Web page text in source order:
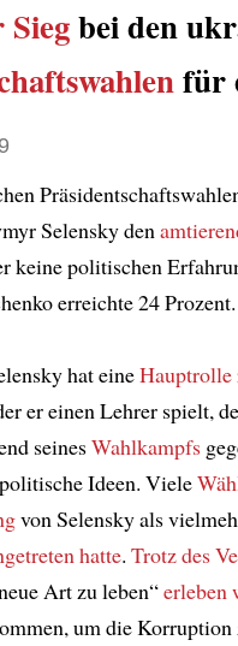
bei den
für
Selensky den
keine politischen
erreichte 24 Prozent.
hat eineHauptrolle
er einen Lehrer spielt,
seinesWahlkampfs
Ideen. Viele
von Selensky als
hatte. Trotz des
Art zu leben“erleben
um die